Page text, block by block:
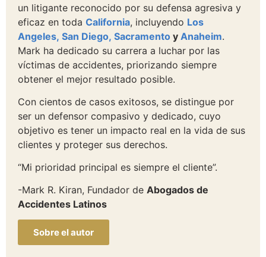
un litigante reconocido por su defensa agresiva y
eficaz en toda California, incluyendo Los
Angeles, San Diego, Sacramento y Anaheim.
Mark ha dedicado su carrera a luchar por las
víctimas de accidentes, priorizando siempre
obtener el mejor resultado posible.
Con cientos de casos exitosos, se distingue por
ser un defensor compasivo y dedicado, cuyo
objetivo es tener un impacto real en la vida de sus
clientes y proteger sus derechos.
“Mi prioridad principal es siempre el cliente”.
-Mark R. Kiran, Fundador de Abogados de
Accidentes Latinos
Sobre el autor